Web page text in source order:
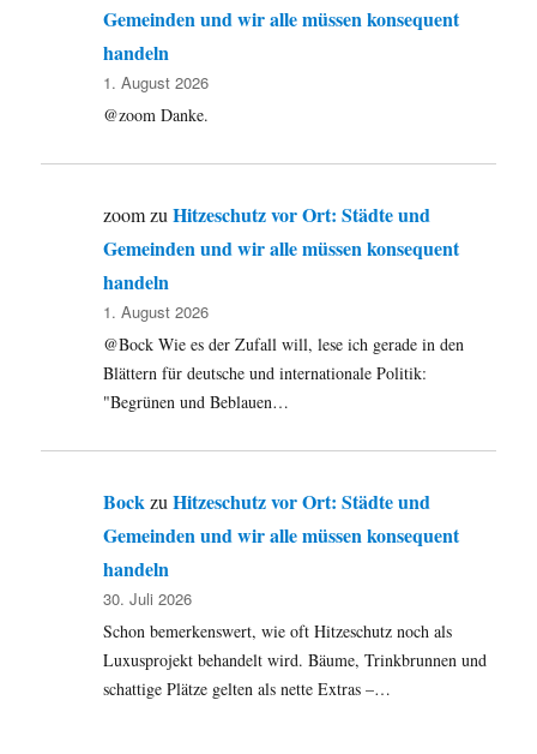
Gemeinden und wir alle müssen konsequent
handeln
1. August 2026
@zoom Danke.
zoomzuHitzeschutz vor Ort: Städte und
Gemeinden und wir alle müssen konsequent
handeln
1. August 2026
@Bock Wie es der Zufall will, lese ich gerade in den
Blättern für deutsche und internationale Politik:
"Begrünen und Beblauen…
BockzuHitzeschutz vor Ort: Städte und
Gemeinden und wir alle müssen konsequent
handeln
30. Juli 2026
Schon bemerkenswert, wie oft Hitzeschutz noch als
Luxusprojekt behandelt wird. Bäume, Trinkbrunnen und
schattige Plätze gelten als nette Extras –…